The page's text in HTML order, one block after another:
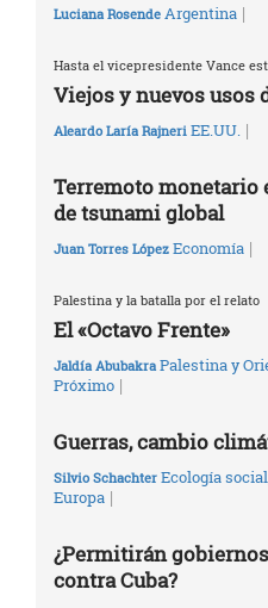
Luciana Rosende Argentina |
Hasta el vicepresidente Vance
Viejos y nuevos usos
Aleardo Laría Rajneri EE.UU. |
Terremoto monetario
de tsunami global
Juan Torres López Economía |
Palestina y la batalla por el relato
El «Octavo Frente»
Jaldía Abubakra Palestina y
Próximo |
Guerras, cambio
Silvio Schachter Ecología social
Europa |
¿Permitirán
contra Cuba?